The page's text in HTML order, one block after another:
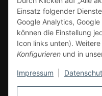
Einsatz folgender
Google Analytics,
können die Einstellung
Icon links unten).
Konfigurieren und in
Impressum